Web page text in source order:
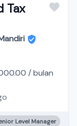
Tax
/bulan
Level Manager